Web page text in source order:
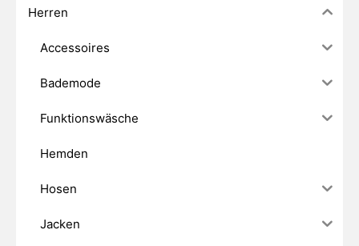
Herren
Accessoires
Bademode
Funktionswäsche
Hemden
Hosen
Jacken